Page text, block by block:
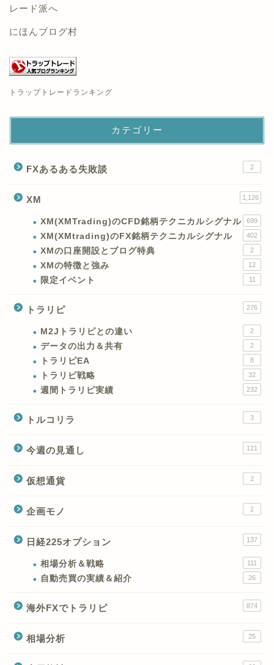
にほんブログ村
トラップトレードランキング
カテゴリー
FXあるある失敗談 2
XM 1,126
XM(XMTrading)のCFD銘柄テクニカルシグナル 699
XM(XMtrading)のFX銘柄テクニカルシグナル 402
XMの口座開設とブログ特典 2
XMの特徴と強み 12
限定イベント 11
トラリピ 276
M2Jトラリピとの違い 2
データの出力＆共有 2
トラリピEA 8
トラリピ戦略 32
週間トラリピ実績 232
トルコリラ 3
今週の見通し 121
仮想通貨 2
企画モノ 2
日経225オプション 137
相場分析＆戦略 111
自動売買の実績＆紹介 26
海外FXでトラリピ 874
相場分析 25